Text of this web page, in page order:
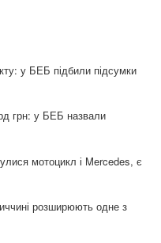
у БЕБ підбили підсумки
грн: у БЕБ назвали
мотоцикл і Mercedes, є
розширюють одне з